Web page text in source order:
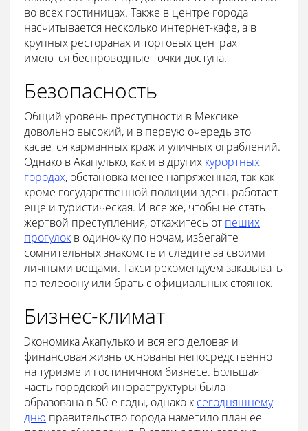
во всех гостиницах. Также в центре города
насчитывается несколько интернет-кафе, а в
крупных ресторанах и торговых центрах
имеются беспроводные точки доступа.
Безопасность
Общий уровень преступности в Мексике
довольно высокий, и в первую очередь это
касается карманных краж и уличных ограблений.
Однако в Акапулько, как и в других курортных
городах, обстановка менее напряженная, так как
кроме государственной полиции здесь работает
еще и туристическая. И все же, чтобы не стать
жертвой преступления, откажитесь от пеших
прогулок в одиночку по ночам, избегайте
сомнительных знакомств и следите за своими
личными вещами. Такси рекомендуем заказывать
по телефону или брать с официальных стоянок.
Бизнес-климат
Экономика Акапулько и вся его деловая и
финансовая жизнь основаны непосредственно
на туризме и гостиничном бизнесе. Большая
часть городской инфраструктуры была
образована в 50-е годы, однако к сегодняшнему
дню правительство города наметило план ее